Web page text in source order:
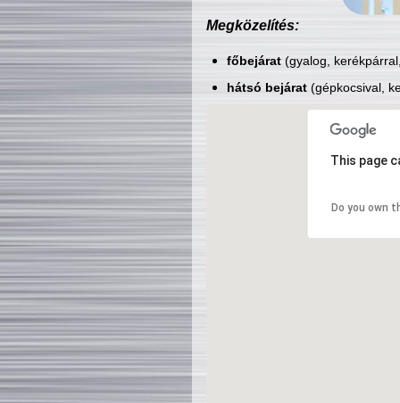
Megközelítés:
főbejárat(gyalog,
hátsó bejárat(gépkocsival,
This page
Do you own